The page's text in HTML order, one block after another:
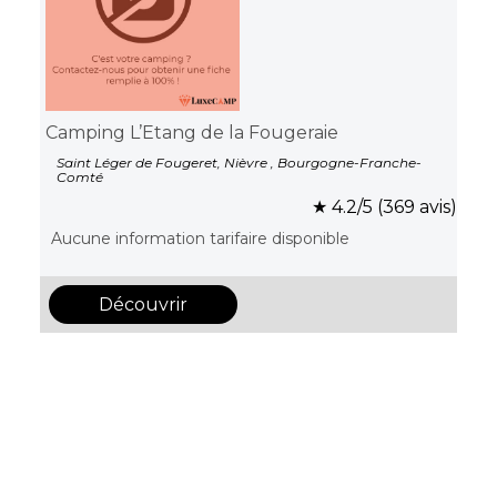
Camping L’Etang de la Fougeraie
Saint Léger de Fougeret, Nièvre , Bourgogne-Franche-
Comté
★ 4.2/5 (369 avis)
Aucune information tarifaire disponible
Découvrir